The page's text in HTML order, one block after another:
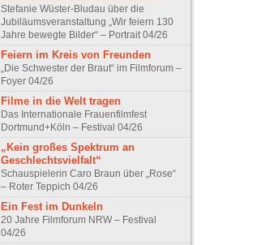
Stefanie Wüster-Bludau über die
Jubiläumsveranstaltung „Wir feiern 130
Jahre bewegte Bilder“ – Portrait 04/26
Feiern im Kreis von Freunden
„Die Schwester der Braut“ im Filmforum –
Foyer 04/26
Filme in die Welt tragen
Das Internationale Frauenfilmfest
Dortmund+Köln – Festival 04/26
„Kein großes Spektrum an
Geschlechtsvielfalt“
Schauspielerin Caro Braun über „Rose“
– Roter Teppich 04/26
Ein Fest im Dunkeln
20 Jahre Filmforum NRW – Festival
04/26